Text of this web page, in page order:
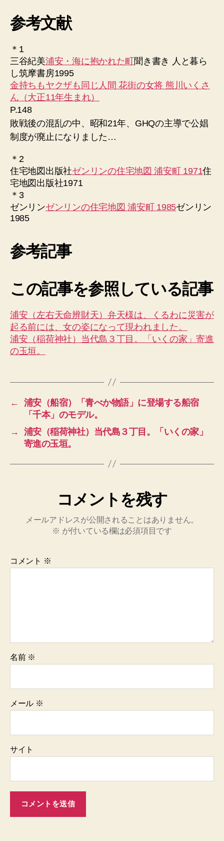
参考文献
＊1
三谷紀美浦安・海に抱かれた町聞き書き 人と暮ら
し筑摩書房1995
金持ちもヤクザも同じ人間 花街の女将 熊川いくさ
ん（大正11年生まれ）
P.148
敗戦後の混乱の中、昭和21年、GHQの主導で公娼
制度が廃止になりました…
＊2
住宅地図出版社ゼンリンの住宅地図 浦安町 1971住
宅地図出版社1971
＊3
ゼンリンゼンリンの住宅地図 浦安町 1985ゼンリン
1985
参考記事
この記事を参照している記事
浦安（左右天命辨財天）弁天様は、くるわに災害が
起る前には、女の姿になって現われました。
浦安（稲荷神社）当代島３丁目。「いくの家」寄進
の玉垣。
←
浦安（船宿）「青べか物語」に登場する船宿
「千本」のモデル。
→
浦安（稲荷神社）当代島３丁目。「いくの家」
寄進の玉垣。
コメントを残す
メールアドレスが公開されることはありません。
※ が付いている欄は必須項目です
コメント ※
名前 ※
メール ※
サイト